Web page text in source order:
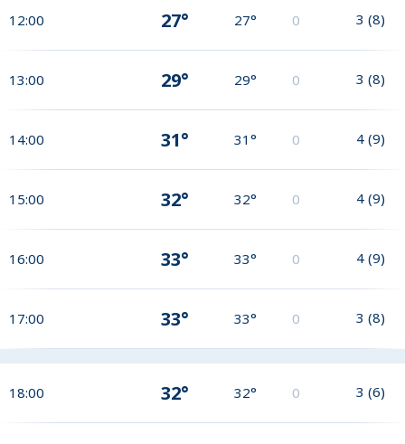
12:00 27° 27° 0 3 (8)
13:00 29° 29° 0 3 (8)
14:00 31° 31° 0 4 (9)
15:00 32° 32° 0 4 (9)
16:00 33° 33° 0 4 (9)
17:00 33° 33° 0 3 (8)
18:00 32° 32° 0 3 (6)